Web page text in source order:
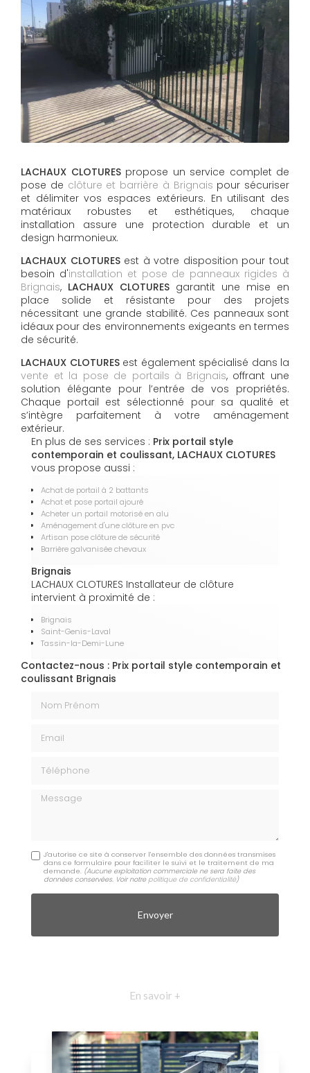
LACHAUX CLOTURESpropose un service complet de
pose de clôture et barrière à Brignais pour sécuriser
et délimiter vos espaces extérieurs. En utilisant des
matériaux robustes et esthétiques, chaque
installation assure une protection durable et un
design harmonieux.
LACHAUX CLOTURESest à votre disposition pour tout
besoin d'installation et pose de panneaux rigides à
Brignais, LACHAUX CLOTURES garantit une mise en
place solide et résistante pour des projets
nécessitant une grande stabilité. Ces panneaux sont
idéaux pour des environnements exigeants en termes
de sécurité.
LACHAUX CLOTURESest également spécialisé dans la
vente et la pose de portails à Brignais, offrant une
solution élégante pour l’entrée de vos propriétés.
Chaque portail est sélectionné pour sa qualité et
s’intègre parfaitement à votre aménagement
extérieur.
En plus de ses services : Prix portail style
contemporain et coulissant, LACHAUX CLOTURES
vous propose aussi :
Achat de portail à 2 battants
Achat et pose portail ajouré
Acheter un portail motorisé en alu
Aménagement d'une clôture en pvc
Artisan pose clôture de sécurité
Barrière galvanisée chevaux
Brignais
LACHAUX CLOTURES Installateur de clôture
intervient à proximité de :
Brignais
Saint-Genis-Laval
Tassin-la-Demi-Lune
Contactez-nous : Prix portail style contemporain et
coulissant Brignais
Message
J'autorise ce site à conserver l'ensemble des données transmises
dans ce formulaire pour faciliter le suivi et le traitement de ma
demande. (Aucune exploitation commerciale ne sera faite des
données conservées. Voir notre politique de confidentialité)
En savoir +